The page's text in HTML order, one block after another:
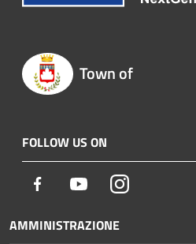
Town of
FOLLOW US ON
Facebook YoutubeInstagram
AMMINISTRAZIONE